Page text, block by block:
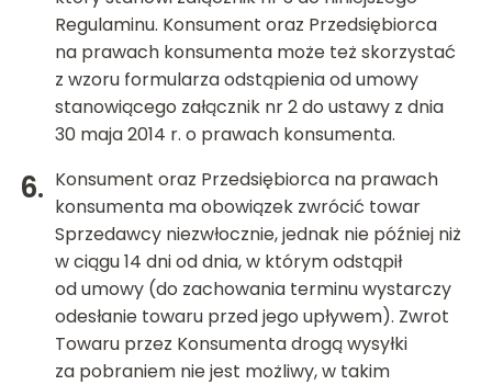
Regulaminu. Konsument oraz Przedsiębiorca
na prawach konsumenta może też skorzystać
z wzoru formularza odstąpienia od umowy
stanowiącego załącznik nr 2 do ustawy z dnia
30 maja 2014 r. o prawach konsumenta.
Konsument oraz Przedsiębiorca na prawach
konsumenta ma obowiązek zwrócić towar
Sprzedawcy niezwłocznie, jednak nie później niż
w ciągu 14 dni od dnia, w którym odstąpił
od umowy (do zachowania terminu wystarczy
odesłanie towaru przed jego upływem). Zwrot
Towaru przez Konsumenta drogą wysyłki
za pobraniem nie jest możliwy, w takim